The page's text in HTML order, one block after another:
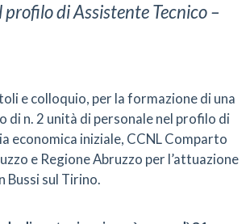
di Assistente Tecnico –
e colloquio, per la formazione di una
di n. 2 unità di personale nel profilo di
economica iniziale, CCNL Comparto
e Regione Abruzzo per l’attuazione
Bussi sul Tirino.